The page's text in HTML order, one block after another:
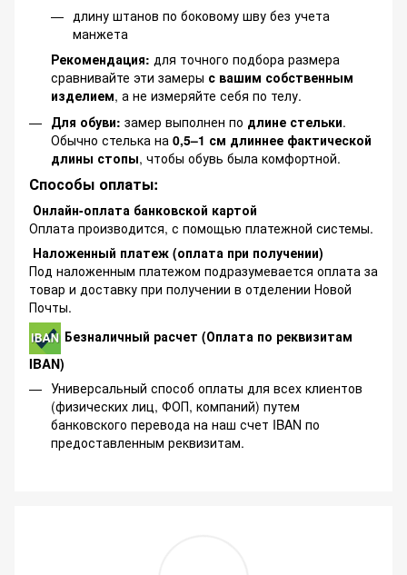
длину штанов по боковому шву без учета
манжета
Рекомендация: для точного подбора размера
сравнивайте эти замеры с вашим собственным
изделием, а не измеряйте себя по телу.
Для обуви: замер выполнен по длине стельки.
Обычно стелька на 0,5–1 см длиннее фактической
длины стопы, чтобы обувь была комфортной.
Способы оплаты:
Онлайн-оплата банковской картой
Оплата производится, с помощью платежной системы.
Наложенный платеж (оплата при получении)
Под наложенным платежом подразумевается оплата за
товар и доставку при получении в отделении Новой
Почты.
Безналичный расчет (Оплата по реквизитам
IBAN)
Универсальный способ оплаты для всех клиентов
(физических лиц, ФОП, компаний) путем
банковского перевода на наш счет IBAN по
предоставленным реквизитам.